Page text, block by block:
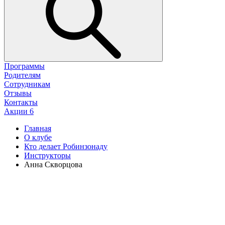
Программы
Родителям
Сотрудникам
Отзывы
Контакты
Акции 6
Главная
О клубе
Кто делает Робинзонаду
Инструкторы
Анна Скворцова